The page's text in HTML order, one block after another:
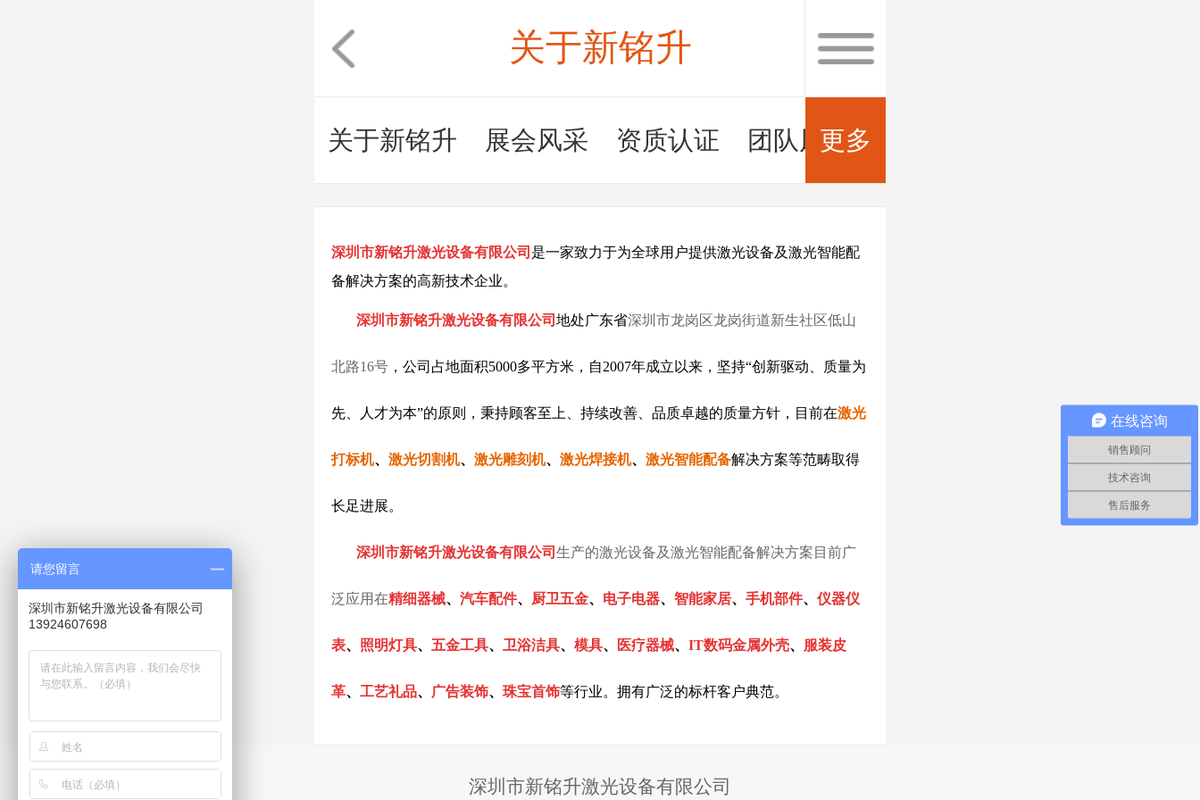
关于新铭升
关于新铭升 展会风采 资质认证 团队风采
更多
深圳市新铭升激光设备有限公司 是一家致力于为全球用户提供激光设备及激光智能配
备解决方案的高新技术企业。
深圳市新铭升激光设备有限公司地处广东省深圳市龙岗区龙岗街道新生社区低山
北路16号 ，公司占地面积5000多平方米，自2007年成立以来，坚持“创新驱动、质量为
先、人才为本”的原则，秉持顾客至上、持续改善、品质卓越的质量方针，目前在激光
打标机、激光切割机、激光雕刻机、激光焊接机、激光智能配备解决方案等范畴取得
长足进展。
深圳市新铭升激光设备有限公司生产的激光设备及激光智能配备解决方案目前广
泛应用在精细器械、汽车配件、 厨卫五金、 电子电器、智能家居、手机部件、仪器仪
表、 照明灯具、 五金工具、 卫浴洁具、模具、 医疗器械、IT数码金属外壳、 服装皮
革、工艺礼品、 广告装饰、珠宝首饰等行业。拥有广泛的标杆客户典范。
深圳市新铭升激光设备有限公司
在线咨询
销售顾问
技术咨询
售后服务
请您留言
深圳市新铭升激光设备有限公司
13924607698